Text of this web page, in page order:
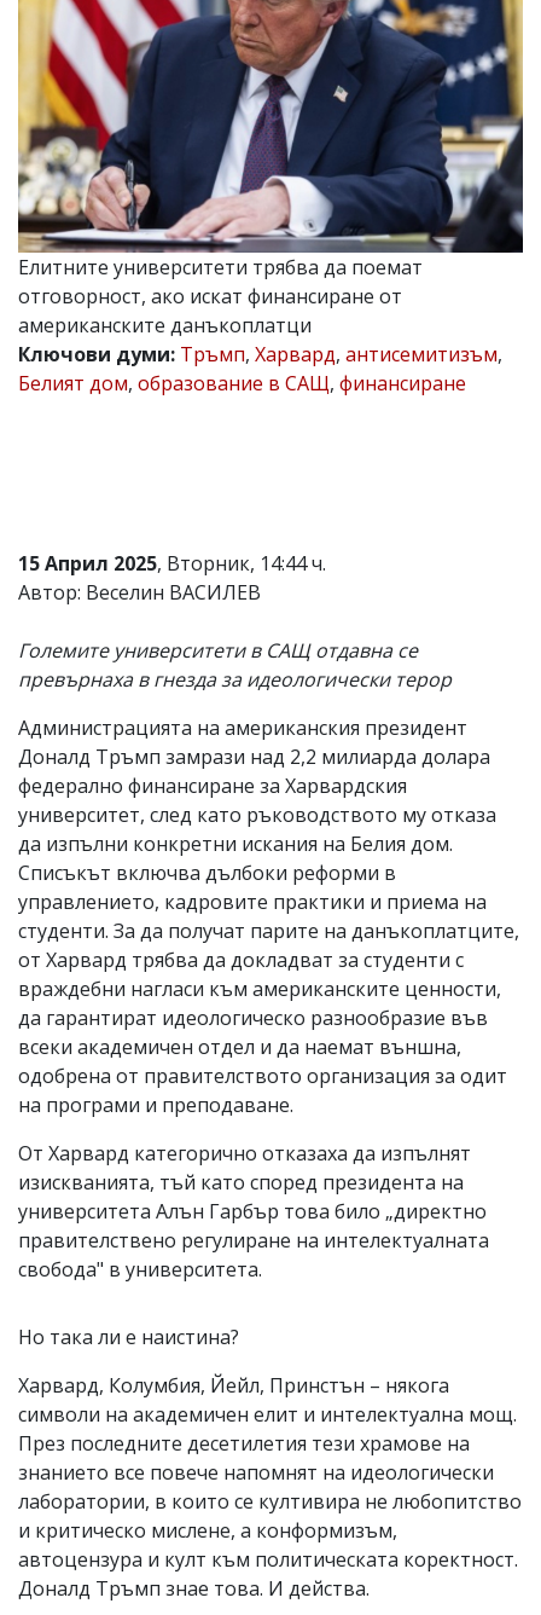
Управители:
Веселин
Василев,
email:
v.vasilev@flagman.bg
Катя
Касабова,
еmail:k.kassabova@flagman.bg
Главен
редактор:
Иван
Колев,
email:
Коментарите
под
не
носи
отговорност
тях!
Ако
откриете
за
вас
коментар,
моля
сигнализирайте
ни!
Елитните университети трябва да поемат
отговорност, ако искат финансиране от
американските данъкоплатци
Ключови думи: Тръмп, Харвард, антисемитизъм,
Белият дом, образование в САЩ, финансиране
15 Април 2025, Вторник, 14:44 ч.
Автор: Веселин ВАСИЛЕВ
Големите университети в САЩ отдавна се
превърнаха в гнезда за идеологически терор
Администрацията на американския президент
Доналд Тръмп замрази над 2,2 милиарда долара
федерално финансиране за Харвардския
университет, след като ръководството му отказа
да изпълни конкретни искания на Белия дом.
Списъкът включва дълбоки реформи в
управлението, кадровите практики и приема на
студенти. За да получат парите на данъкоплатците,
от Харвард трябва да докладват за студенти с
враждебни нагласи към американските ценности,
да гарантират идеологическо разнообразие във
всеки академичен отдел и да наемат външна,
одобрена от правителството организация за одит
на програми и преподаване.
От Харвард категорично отказаха да изпълнят
изискванията, тъй като според президента на
университета Алън Гарбър това било „директно
правителствено регулиране на интелектуалната
свобода" в университета.
Но така ли е наистина?
Харвард, Колумбия, Йейл, Принстън – някога
символи на академичен елит и интелектуална мощ.
През последните десетилетия тези храмове на
знанието все повече напомнят на идеологически
лаборатории, в които се култивира не любопитство
и критическо мислене, а конформизъм,
автоцензура и култ към политическата коректност.
Доналд Тръмп знае това. И действа.